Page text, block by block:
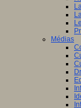
Médias